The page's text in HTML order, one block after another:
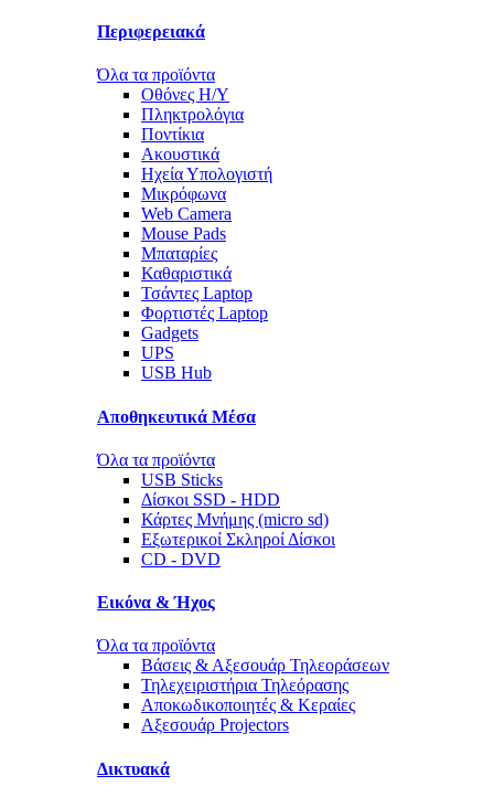
Περιφερειακά
Όλα τα προϊόντα
Οθόνες Η/Υ
Πληκτρολόγια
Ποντίκια
Ακουστικά
Ηχεία Υπολογιστή
Μικρόφωνα
Web Camera
Mouse Pads
Μπαταρίες
Καθαριστικά
Τσάντες Laptop
Φορτιστές Laptop
Gadgets
UPS
USB Hub
Αποθηκευτικά Μέσα
Όλα τα προϊόντα
USB Sticks
Δίσκοι SSD - HDD
Κάρτες Μνήμης (micro sd)
Εξωτερικοί Σκληροί Δίσκοι
CD - DVD
Εικόνα & Ήχος
Όλα τα προϊόντα
Βάσεις & Αξεσουάρ Τηλεοράσεων
Τηλεχειριστήρια Τηλεόρασης
Αποκωδικοποιητές & Κεραίες
Αξεσουάρ Projectors
Δικτυακά